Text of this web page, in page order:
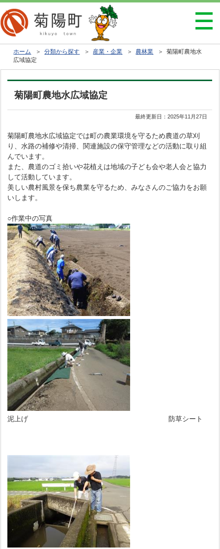
ホーム ＞分類から探す ＞ 産業・企業 ＞ 農林業 ＞ 菊陽町農地水
広域協定
菊陽町農地水広域協定
最終更新日：2025年11月27日
菊陽町農地水広域協定では町の農業環境を守るため農道の草刈
り、水路の補修や清掃、関連施設の保守管理などの活動に取り組
んでいます。
また、農道のゴミ拾いや花植えは地域の子ども会や老人会と協力
して活動しています。
美しい農村風景を保ち農業を守るため、みなさんのご協力をお願
いします。
○作業中の写真
泥上げ 防草シート